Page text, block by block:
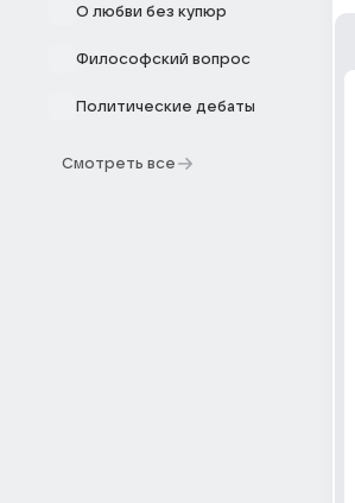
О любви без купюр
Философский вопрос
Политические дебаты
Смотреть все